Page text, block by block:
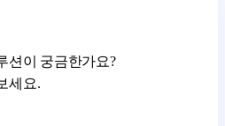
션이 궁금한가요?
세요.